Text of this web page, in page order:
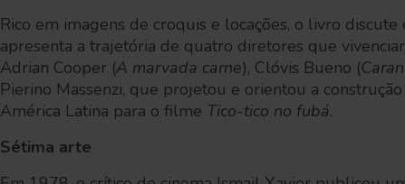
Rico em imagens de croquis e locações, o livro
apresenta a trajetória de quatro diretores que
Adrian Cooper (A marvada carne), Clóvis Bueno (
Pierino Massenzi, que projetou e orientou a
América Latina para o filme Tico-tico no fubá.
Sétima arte